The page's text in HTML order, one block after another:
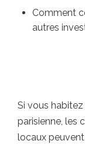
Comment
autres
Si vous
parisienne, les
locaux